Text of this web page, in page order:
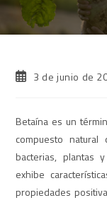
3 de junio de
Betaína es un
compuesto
bacterias, plantas
exhibe
propiedades